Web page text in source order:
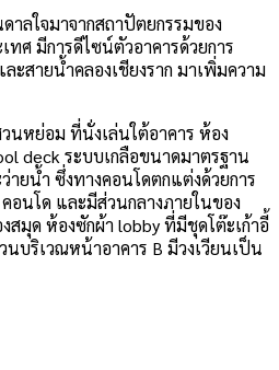
าลใจมาจากสถาปัตยกรรมของ
ศ มีการดีไซน์ตัวอาคารด้วยการ
ะสายน้ำคลองเชียงราก มาเพิ่มความ
นหย่อม ที่นั่งเล่นใต้อาคาร ห้อง
deck ระบบเกลือขนาดมาตรฐาน
ยน้ำ ซึ่งทางคอนโดตกแต่งด้วยการ
นโด และมีส่วนกลางภายในของ
สมุด ห้องซักผ้า lobby ที่มีชุดโต๊ะเก้าอี้
บริเวณหน้าอาคาร B มีวงเวียนเป็น